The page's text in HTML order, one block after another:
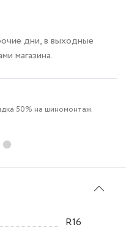
дни, в выходные
магазина.
50% на шиномонтаж
R16